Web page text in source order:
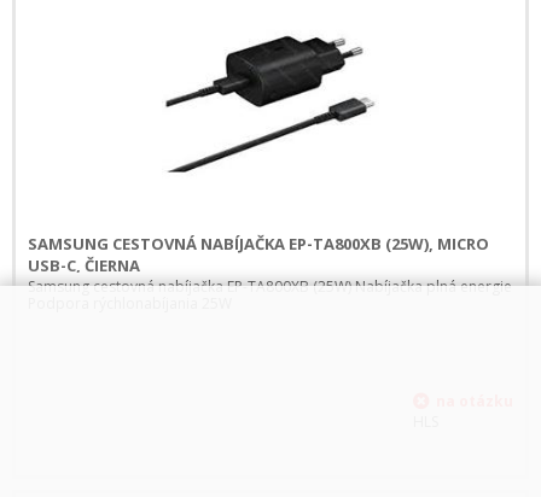
SAMSUNG CESTOVNÁ NABÍJAČKA EP-TA800XB (25W), MICRO
USB-C, ČIERNA
Samsung cestovná nabíjačka EP-TA800XB (25W) Nabíjačka plná energie